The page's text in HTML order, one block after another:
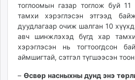
тоглоомын газар тоглож буй
тамхи хэрэглэсэн этгээд
дуудлагаар очиж шалган 10
авч шинжлэхэд бүгд хар
хэрэглэсэн нь тогтоогдсон
аймшигтай, сэтгэл түгшээсэн
– Өсвөр насныхны дунд энэ